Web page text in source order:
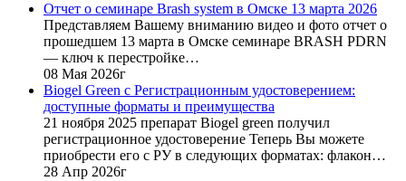
400
руб..
руб..
Отчет о семинаре Brash system в Омске 13 марта 2026
Представляем Вашему вниманию видео и фото отчет о
прошедшем 13 марта в Омске семинаре BRASH PDRN
— ключ к перестройке…
08 Мая 2026г
Biogel Green с Регистрационным удостоверением:
доступные форматы и преимущества
21 ноября 2025 препарат Biogel green получил
регистрационное удостоверение Теперь Вы можете
приобрести его с РУ в следующих форматах: флакон…
28 Апр 2026г